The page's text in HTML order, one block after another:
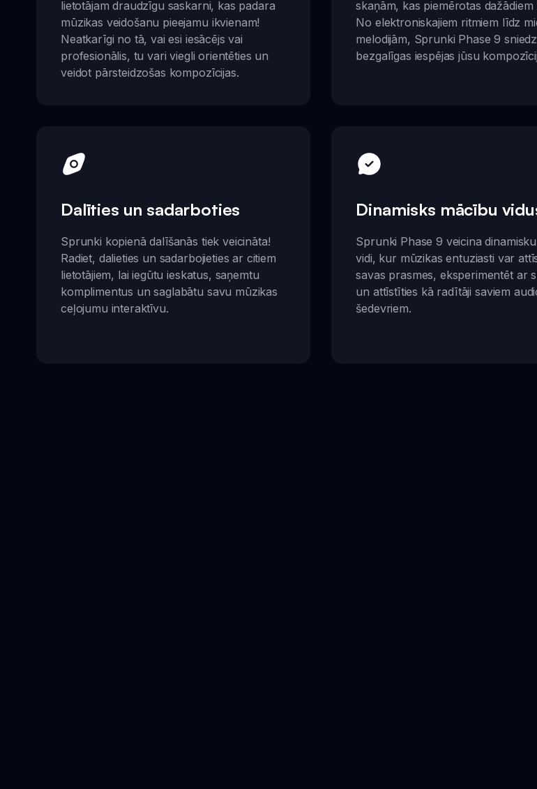
lietotājam draudzīgu saskarni, kas padara
mūzikas veidošanu pieejamu ikvienam!
Neatkarīgi no tā, vai esi iesācējs vai
profesionālis, tu vari viegli orientēties un
veidot pārsteidzošas kompozīcijas.
skaņām, kas piemērotas dažādiem
No elektroniskajiem ritmiem līdz
melodijām, Sprunki Phase 9 sniedz
bezgalīgas iespējas jūsu
Dalīties un sadarboties
Sprunki kopienā dalīšanās tiek veicināta!
Radiet, dalieties un sadarbojieties ar citiem
lietotājiem, lai iegūtu ieskatus, saņemtu
komplimentus un saglabātu savu mūzikas
ceļojumu interaktīvu.
Dinamisks mācību
Sprunki Phase 9 veicina
vidi, kur mūzikas entuziasti var
savas prasmes, eksperimentēt ar
un attīstīties kā radītāji saviem
šedevriem.